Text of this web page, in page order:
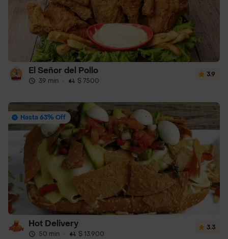
El Señor del Pollo
39 min · $ 7500
3.9
Hasta 63% Off
Hot Delivery
50 min · $ 13.900
3.3